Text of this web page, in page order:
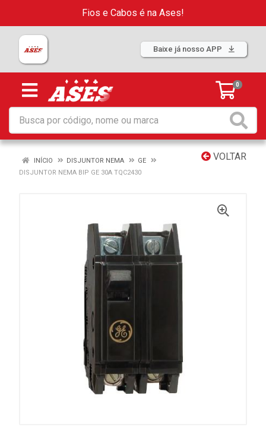
Fios e Cabos é na Ases!
Baixe já nosso APP
0
VOLTAR
INÍCIO DISJUNTOR NEMA
GE
DISJUNTOR NEMA BIP GE 30A TQC2430